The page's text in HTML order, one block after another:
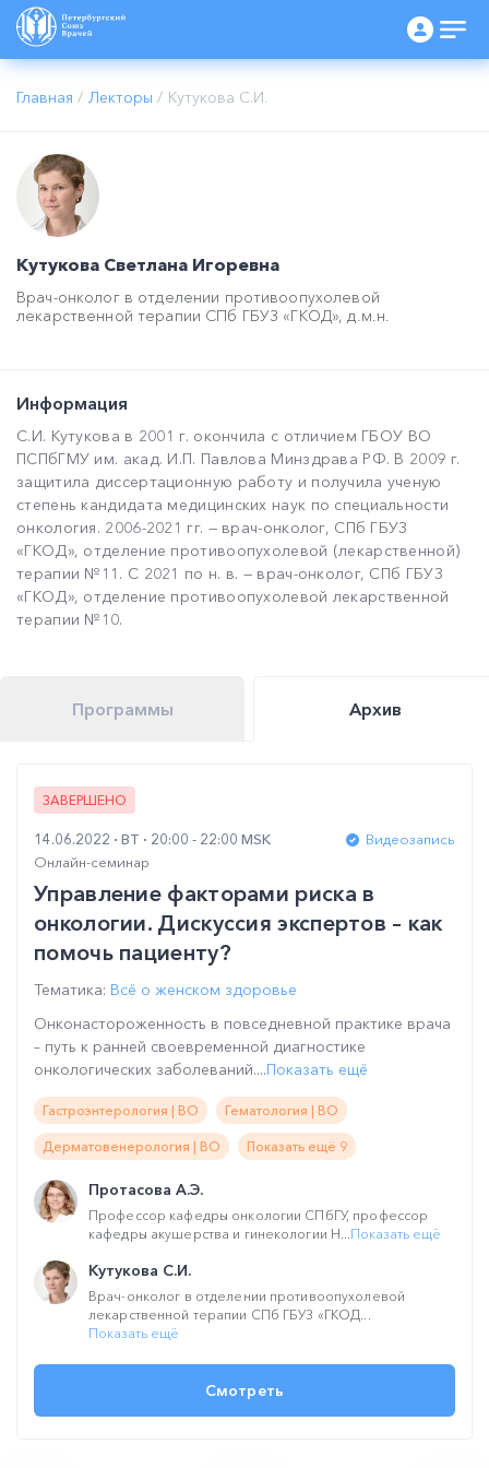
Главная / Лекторы / Кутукова С.И.
Кутукова Светлана Игоревна
Врач-онколог в отделении противоопухолевой
лекарственной терапии СПб ГБУЗ «ГКОД», д.м.н.
Информация
С.И. Кутукова в 2001 г. окончила с отличием ГБОУ ВО
ПСПбГМУ им. акад. И.П. Павлова Минздрава РФ. В 2009 г.
защитила диссертационную работу и получила ученую
степень кандидата медицинских наук по специальности
онкология. 2006-2021 гг. — врач-онколог, СПб ГБУЗ
«ГКОД», отделение противоопухолевой (лекарственной)
терапии №11. С 2021 по н. в. — врач-онколог, СПб ГБУЗ
«ГКОД», отделение противоопухолевой лекарственной
терапии №10.
Программы Архив
ЗАВЕРШЕНО
14.06.2022 ВТ 20:00 - 22:00 MSK
Видеозапись
Онлайн-семинар
Управление факторами риска в
онкологии. Дискуссия экспертов – как
помочь пациенту?
Тематика: Всё о женском здоровье
Онконастороженность в повседневной практике врача
– путь к ранней своевременной диагностике
онкологических заболеваний....Показать ещё
Гастроэнтерология | ВО Гематология | ВО
Дерматовенерология | ВО Показать ещё 9
Протасова А.Э.
Профессор кафедры онкологии СПбГУ, профессор
кафедры акушерства и гинекологии Н...Показать ещё
Кутукова С.И.
Врач-онколог в отделении противоопухолевой
лекарственной терапии СПб ГБУЗ «ГКОД...
Показать ещё
Смотреть